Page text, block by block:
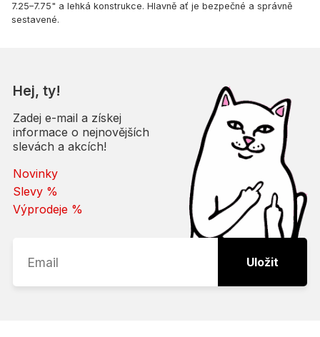
7.25–7.75" a lehká konstrukce. Hlavně ať je bezpečné a správně
sestavené.
Hej, ty!
Zadej e-mail a získej
informace o nejnovějších
slevách a akcích!
Novinky
Slevy %
Výprodeje %
Uložit